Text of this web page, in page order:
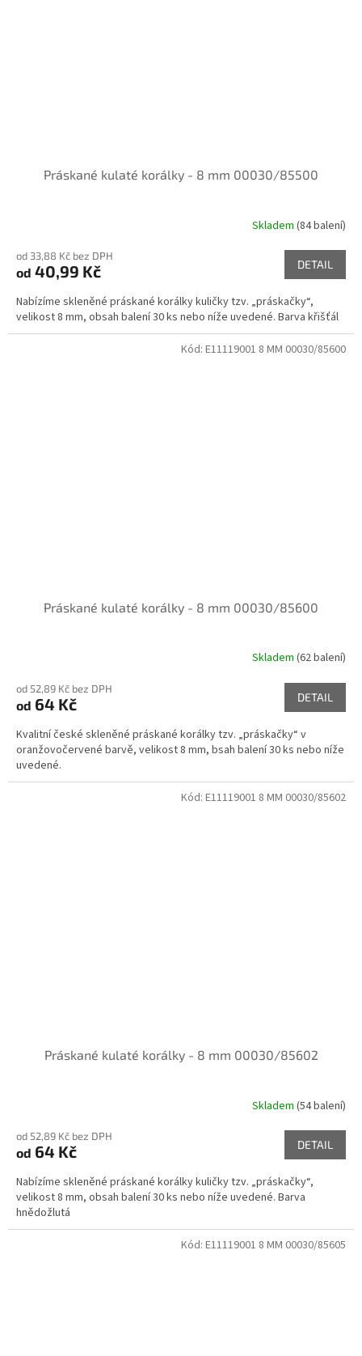
Práskané kulaté korálky - 8 mm 00030/85500
Skladem (84 balení)
od 33,88 Kč bez DPH
od 40,99 Kč DETAIL
Nabízíme skleněné práskané korálky kuličky tzv. „práskačky“,
velikost 8 mm, obsah balení 30 ks nebo níže uvedené. Barva křišťál
Práskané kulaté korálky - 8 mm 00030/85600
Skladem (62 balení)
od 52,89 Kč bez DPH
od 64 Kč DETAIL
Kvalitní české skleněné práskané korálky tzv. „práskačky“ v
oranžovočervené barvě, velikost 8 mm, bsah balení 30 ks nebo níže
uvedené.
Kód: E11119001 8 MM 00030/85600
Práskané kulaté korálky - 8 mm 00030/85602
Skladem (54 balení)
od 52,89 Kč bez DPH
od 64 Kč DETAIL
Nabízíme skleněné práskané korálky kuličky tzv. „práskačky“,
velikost 8 mm, obsah balení 30 ks nebo níže uvedené. Barva
hnědožlutá
Kód: E11119001 8 MM 00030/85602
Kód: E11119001 8 MM 00030/85605